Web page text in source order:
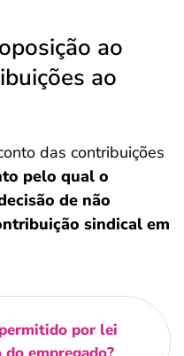
ao
ao
das contribuições
pelo qual o
de não
sindical em
por lei